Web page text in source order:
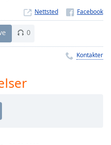
Nettsted
0
Kontakter